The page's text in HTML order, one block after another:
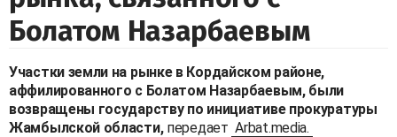
Болатом Назарбаевым
Участки земли на рынке в Кордайском районе,
аффилированного с Болатом Назарбаевым, были
возвращены государству по инициативе прокуратуры
Жамбылской области, передает Arbat.media.